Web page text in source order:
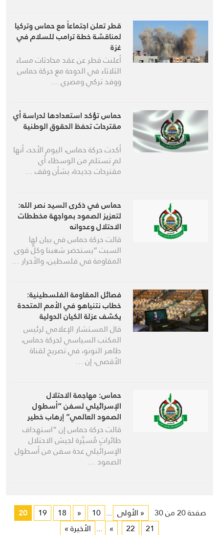
قطر تعلن اجتماعاً مع حماس وتركيا
لمناقشة خطة ترامب للسلام في
غزة
أعلنت قطر عن عقد محادثات مساء
الثلاثاء في الدوحة مع حركة حماس
ووفد تركي ومصري …
حماس تؤكد استعدادها لدراسة أي
مقترحات تحفظ الحقوق الوطنية
أكدت حركة حماس، اليوم الأحد، أنها
لم تستلم من الوسطاء أي
مقترحات جديدة، بشأن وقف …
حماس في ذكرى السيد نصر الله:
لتعزيز الصمود بمواجهة مخططات
الاحتلال وعدوانه
قالت حركة حماس في بيان لها
السبت “يستحضر شعبنا وكلّ قوى
المقاومة في فلسطين، والأحرار …
فصائل المقاومة الفلسطينية:
خطاب نتنياهو في الأمم المتحدة
يكشف عزلة الكيان الدولية
قال المستشار الإعلامي لرئيس
المكتب السياسي لحركة حماس،
طاهر النونو، في تصريح لقناة
الأقصى، إن …
حماس: مهاجمة الاحتلال
الإسرائيلي لسفن “أسطول
الصمود العالمي” إرهاب خطير
قالت حركة حماس إن “استهداف
طائراتٍ مُسيَّرة لجيش الاحتلال
الإسرائيلي عدة سفن من أسطول
الصمود …
صفحة 20 من 30 « الأولى ...
10
«
18
19
20
21
22
»
... الأخيرة »